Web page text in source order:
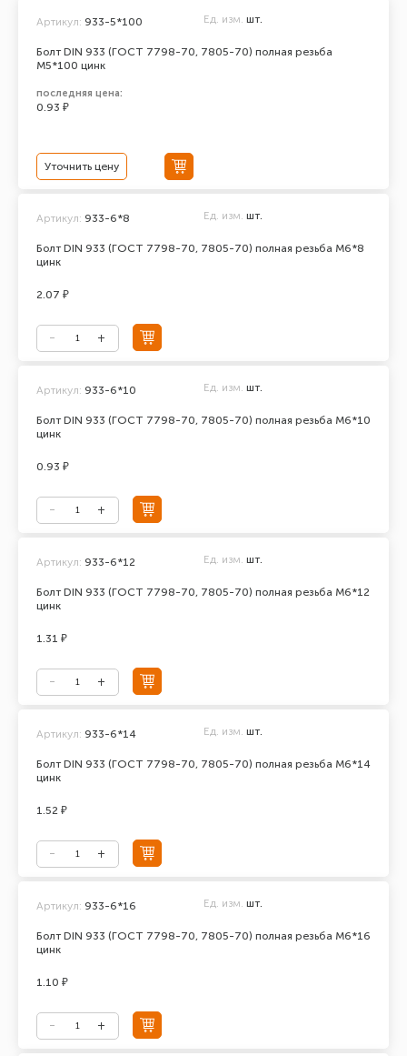
Болт DIN 933 (ГОСТ 7798-70, 7805-70) полная резьба
М5*100 цинк
Артикул: 933-5*100 Ед. изм. шт.
последняя цена:
0.93 ₽
Уточнить цену
Болт DIN 933 (ГОСТ 7798-70, 7805-70) полная резьба М6*8
цинк
Артикул: 933-6*8 Ед. изм. шт.
2.07 ₽
Болт DIN 933 (ГОСТ 7798-70, 7805-70) полная резьба М6*10
цинк
Артикул: 933-6*10 Ед. изм. шт.
0.93 ₽
Болт DIN 933 (ГОСТ 7798-70, 7805-70) полная резьба М6*12
цинк
Артикул: 933-6*12 Ед. изм. шт.
1.31 ₽
Болт DIN 933 (ГОСТ 7798-70, 7805-70) полная резьба М6*14
цинк
Артикул: 933-6*14 Ед. изм. шт.
1.52 ₽
Болт DIN 933 (ГОСТ 7798-70, 7805-70) полная резьба М6*16
цинк
Артикул: 933-6*16 Ед. изм. шт.
1.10 ₽